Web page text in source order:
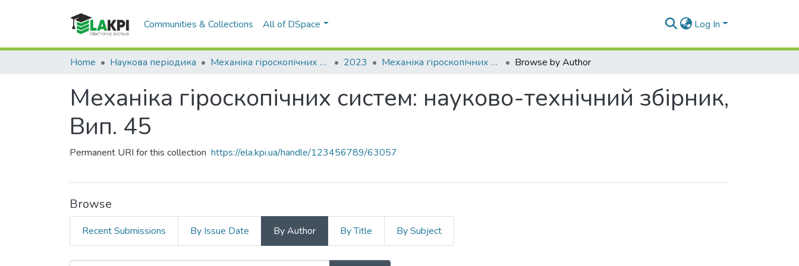
Communities & Collections All of DSpace Log In
Home Наукова періодика Механіка гіроскопічних систем 2023 Механіка гіроскопічних систем: науково-технічний збірник, Вип. 45 Browse by Author
Механіка гіроскопічних систем: науково-технічний збірник,
Вип. 45
Permanent URI for this collection https://ela.kpi.ua/handle/123456789/63057
Browse
Recent Submissions By Issue Date By Author By Title By Subject